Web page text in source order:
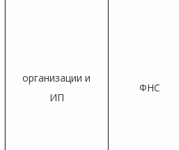
организации и
ИП
ФНС